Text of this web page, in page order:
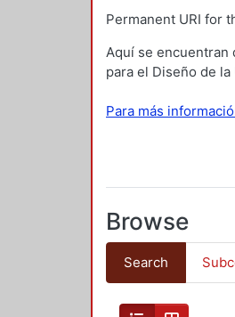
Permanent URI for
Aquí se encuentran
para el Diseño de
Para más
Browse
Search